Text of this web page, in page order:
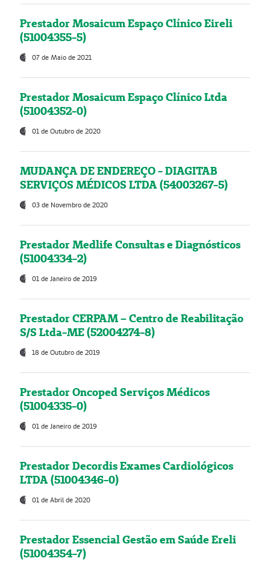
Prestador Mosaicum Espaço Clínico Eireli
(51004355-5)
07 de Maio de 2021
Prestador Mosaicum Espaço Clínico Ltda
(51004352-0)
01 de Outubro de 2020
MUDANÇA DE ENDEREÇO - DIAGITAB
SERVIÇOS MÉDICOS LTDA (54003267-5)
03 de Novembro de 2020
Prestador Medlife Consultas e Diagnósticos
(51004334-2)
01 de Janeiro de 2019
Prestador CERPAM – Centro de Reabilitação
S/S Ltda-ME (52004274-8)
18 de Outubro de 2019
Prestador Oncoped Serviços Médicos
(51004335-0)
01 de Janeiro de 2019
Prestador Decordis Exames Cardiológicos
LTDA (51004346-0)
01 de Abril de 2020
Prestador Essencial Gestão em Saúde Ereli
(51004354-7)